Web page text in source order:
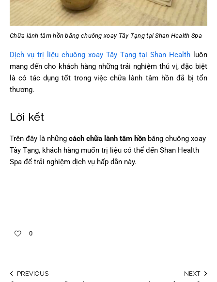
Chữa lành tâm hồn bằng chuông xoay Tây Tạng tại Shan Health Spa
Dịch vụ trị liệu chuông xoay Tây Tạng tại Shan Health luôn
mang đến cho khách hàng những trải nghiệm thú vị, đặc biệt
là có tác dụng tốt trong việc chữa lành tâm hồn đã bị tổn
thương.
Lời kết
Trên đây là những cách chữa lành tâm hồn bằng chuông xoay
Tây Tạng, khách hàng muốn trị liệu có thể đến Shan Health
Spa để trải nghiệm dịch vụ hấp dẫn này.
0
PREVIOUS NEXT